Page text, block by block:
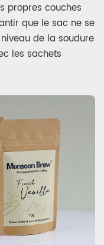
propres couches
que le sac ne se
de la soudure
les sachets